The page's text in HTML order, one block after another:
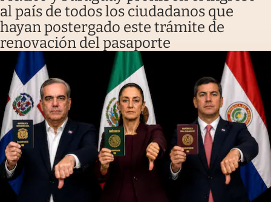
al país de todos los ciudadanos que
hayan postergado este trámite de
renovación del pasaporte